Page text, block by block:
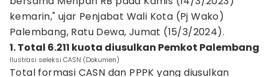
kemarin," ujar Penjabat Wali Kota (Pj Wako)
Palembang, Ratu Dewa, Jumat (15/3/2024).
1. Total 6.211 kuota diusulkan Pemkot Palembang
Ilustrasi seleksi CASN (Dokumen)
Total formasi CASN dan PPPK yang diusulkan